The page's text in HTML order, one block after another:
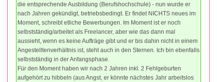
die entsprechende Ausbildung (Berufshochschule) - nun wurde er
nach Jahren gekündigt, betriebsbedingt. Er findet NICHTS neues im
Moment, schreibt etliche Bewerbungen. Im Moment ist er noch
selbstständig/arbeitet als Freelancer, aber wie das dann mal
aussieht, wenn es keine Aufträge gibt und er bis dahin nicht in einem
Angestelltenverhältnis ist, steht auch in den Sternen. Ich bin ebenfalls
selbstständig in der Anfangsphase.
Für den Moment haben wir nach 2 Jahren inkl. 2 Fehlgeburten
aufgehört zu hibbeln (aus Angst, er könnte nächstes Jahr arbeitslos